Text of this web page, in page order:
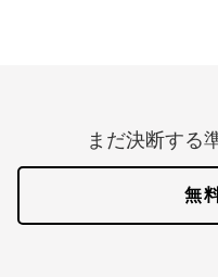
まだ決断する
無